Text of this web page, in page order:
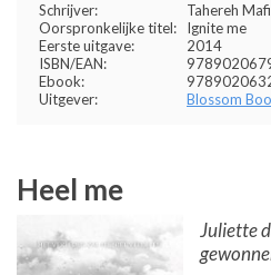
Schrijver:
Tahereh Mafi
Oorspronkelijke titel:
Ignite me
Eerste uitgave:
2014
ISBN/EAN:
Ebook:
Uitgever:
Blossom
Heel me
Juliette